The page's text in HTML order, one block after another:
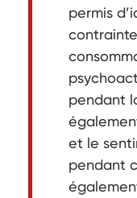
permis
pendant
et le
pendant